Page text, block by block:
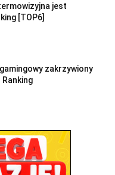
jest
[TOP6]
zakrzywiony